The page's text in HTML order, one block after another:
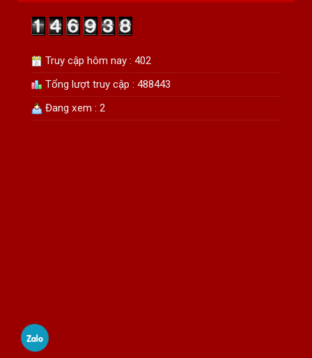
Truy cập hôm nay : 402
Tổng lượt truy cập : 488443
Đang xem : 2